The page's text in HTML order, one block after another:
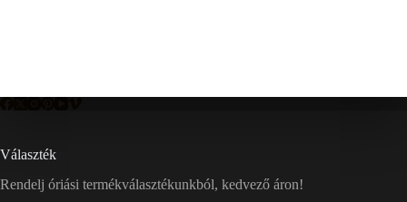
Választék
Rendelj óriási termékválasztékunkból, kedvező áron!